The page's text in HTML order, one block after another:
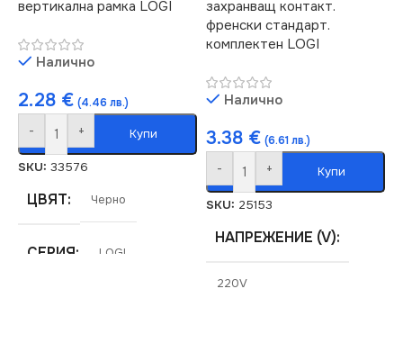
КЛЮЧ
МАРКА KANLUX
вертикална рамка LOGI
Налично
2.28 € (4.46 лв.)
- + Купи
SKU: 33576
ЦВЯТ Черно
СЕРИЯ LOGI
захранващ контакт.
френски стандарт.
комплектен LOGI
Налично
3.38 € (6.61 лв.)
- + Купи
SKU: 25153
НАПРЕЖЕНИЕ (V)
220V